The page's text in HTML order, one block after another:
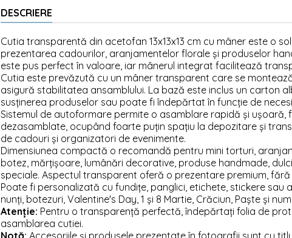
DESCRIERE
Cutia transparentă din acetofan 13x13x13 cm cu mâner este o
prezentarea cadourilor, aranjamentelor florale și produselor
este pus perfect în valoare, iar mânerul integrat facilitează
Cutia este prevăzută cu un mâner transparent care se
asigură stabilitatea ansamblului. La bază este inclus un carton
susținerea produselor sau poate fi îndepărtat în funcție de
Sistemul de autoformare permite o asamblare rapidă și ușoară,
dezasamblate, ocupând foarte puțin spațiu la depozitare și
de cadouri și organizatori de evenimente.
Dimensiunea compactă o recomandă pentru mini torturi,
botez, mărțișoare, lumânări decorative, produse handmade,
speciale. Aspectul transparent oferă o prezentare premium,
Poate fi personalizată cu fundițe, panglici, etichete, stickere
nunți, botezuri, Valentine's Day, 1 și 8 Martie, Crăciun, Paște și
Atenție: Pentru o transparență perfectă, îndepărtați folia de
asamblarea cutiei.